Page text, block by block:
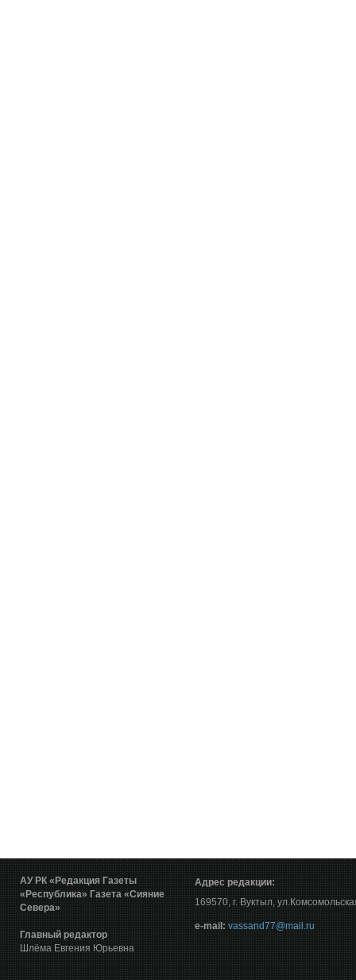
АУ РК «Редакция Газеты
«Республика» Газета «Сияние
Севера»
Главный редактор
Шлёма Евгения Юрьевна
Адрес редакции:
169570, г. Вуктыл,
е-mail: vassand77@mail.ru